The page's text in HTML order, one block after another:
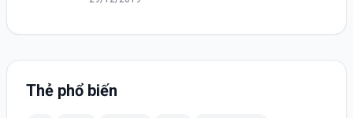
Thẻ phổ biến